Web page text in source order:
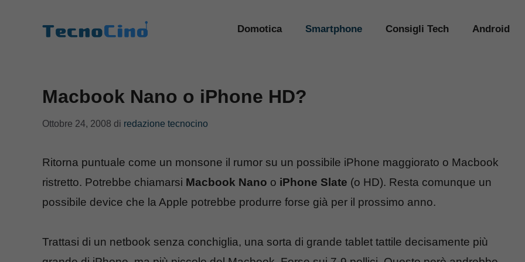
Domotica Smartphone Consigli Tech Android
Macbook Nano o iPhone HD?
Ottobre 24, 2008 di redazione tecnocino
Ritorna puntuale come un monsone il rumor su un possibile iPhone maggiorato o Macbook
ristretto. Potrebbe chiamarsi Macbook Nano o iPhone Slate (o HD). Resta comunque un
possibile device che la Apple potrebbe produrre forse già per il prossimo anno.
Trattasi di un netbook senza conchiglia, una sorta di grande tablet tattile decisamente più